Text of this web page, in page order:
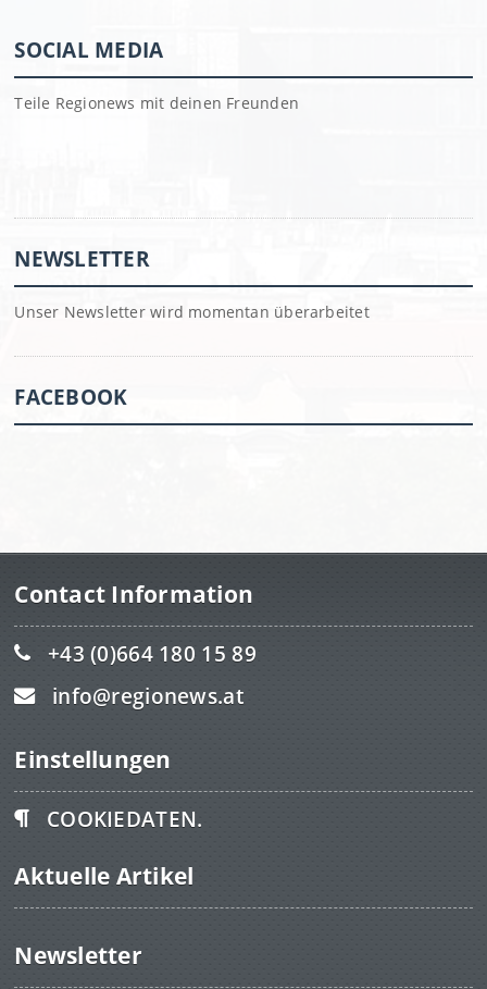
SOCIAL MEDIA
Teile Regionews mit deinen Freunden
NEWSLETTER
Unser Newsletter wird momentan überarbeitet
FACEBOOK
Contact Information
+43 (0)664 180 15 89
info@regionews.at
Einstellungen
COOKIEDATEN.
Aktuelle Artikel
Newsletter